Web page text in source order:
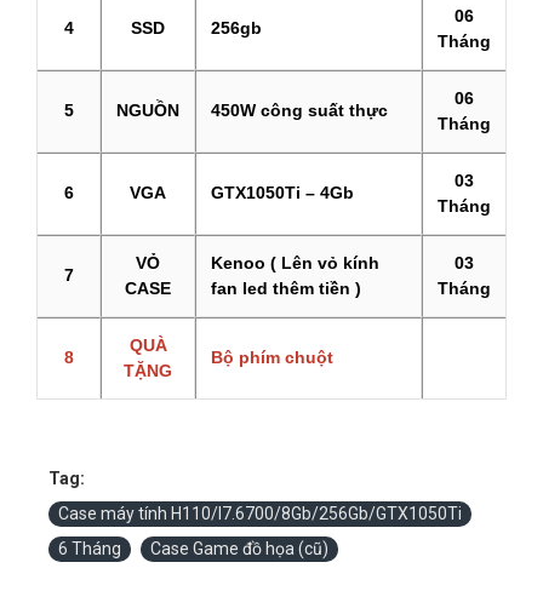
4 SSD 256gb
06
Tháng
5 NGUỒN 450W công suất thực
06
Tháng
6 VGA GTX1050Ti – 4Gb
03
Tháng
7
VỎ
CASE
Kenoo ( Lên vỏ kính
fan led thêm tiền )
03
Tháng
8
QUÀ
TẶNG
Bộ phím chuột
Tag:
Case máy tính H110/I7.6700/8Gb/256Gb/GTX1050Ti
6 Tháng
Case Game đồ họa (cũ)